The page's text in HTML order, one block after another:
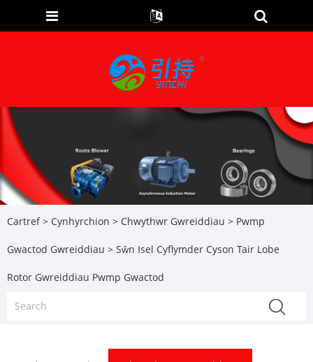
Cartref > Cynhyrchion > Chwythwr Gwreiddiau > Pwmp
Gwactod Gwreiddiau > Sŵn Isel Cyflymder Cyson Tair Lobe
Rotor Gwreiddiau Pwmp Gwactod